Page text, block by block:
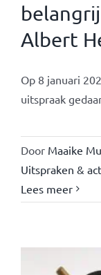
Albert
Op 8 januari
uitspraak gedaan
Door Maaike
Uitspraken &
Lees meer